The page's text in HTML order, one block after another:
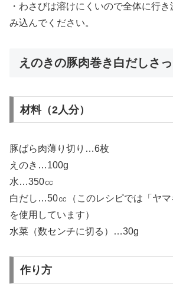
・わさびは溶けにくいので全体に行
み込んでください。
えのきの豚肉巻き白だしさ
材料（2人分）
豚ばら肉薄り切り…6枚
えのき…100g
水…350㏄
白だし…50㏄（このレシピでは「ヤマ
を使用しています）
水菜（数センチに切る）…30g
作り方